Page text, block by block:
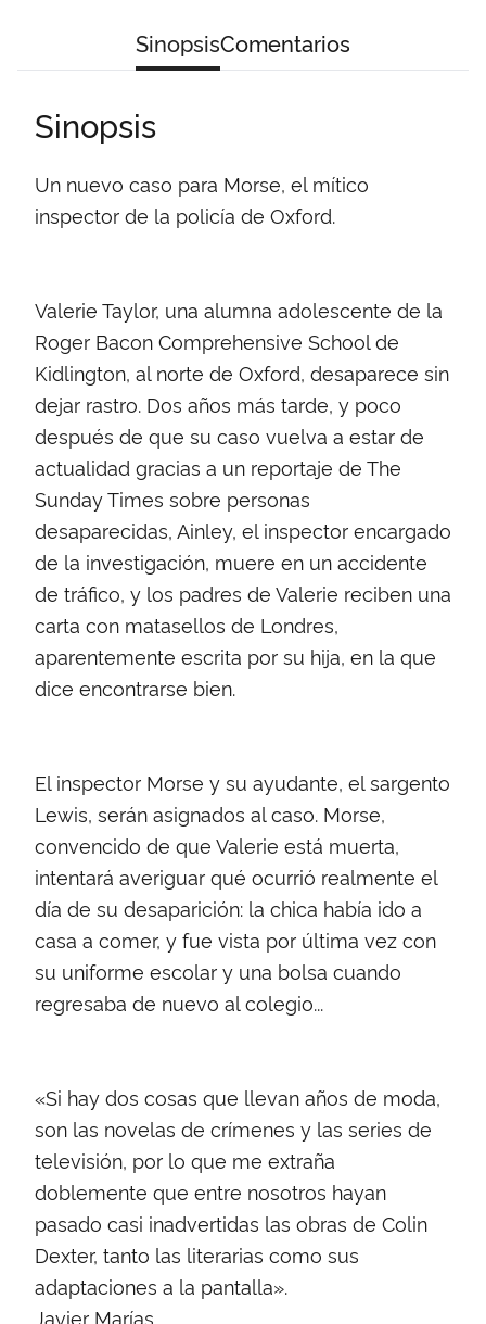
SinopsisComentarios
Sinopsis
Un nuevo caso para Morse, el mítico
inspector de la policía de Oxford.
Valerie Taylor, una alumna adolescente de la
Roger Bacon Com­prehensive School de
Kidlington, al norte de Oxford, desaparece sin
dejar rastro. Dos años más tarde, y poco
después de que su caso vuelva a estar de
actualidad gracias a un reportaje de The
Sunday Times sobre personas
desaparecidas, Ainley, el inspector encargado
de la investigación, muere en un accidente
de tráfico, y los padres de Valerie reciben una
carta con matasellos de Londres,
aparentemente escrita por su hija, en la que
dice encontrarse bien.
El inspector Morse y su ayudante, el sargento
Lewis, serán asignados al caso. Morse,
convencido de que Valerie está muerta,
intentará averiguar qué ocurrió realmente el
día de su desaparición: la chica había ido a
casa a comer, y fue vista por última vez con
su uniforme escolar y una bolsa cuando
regresaba de nuevo al colegio...
«Si hay dos cosas que llevan años de moda,
son las novelas de crímenes y las series de
televisión, por lo que me extraña
doblemente que entre nosotros hayan
pasado casi inadvertidas las obras de Colin
Dexter, tanto las literarias como sus
adaptaciones a la pantalla».
Javier Marías